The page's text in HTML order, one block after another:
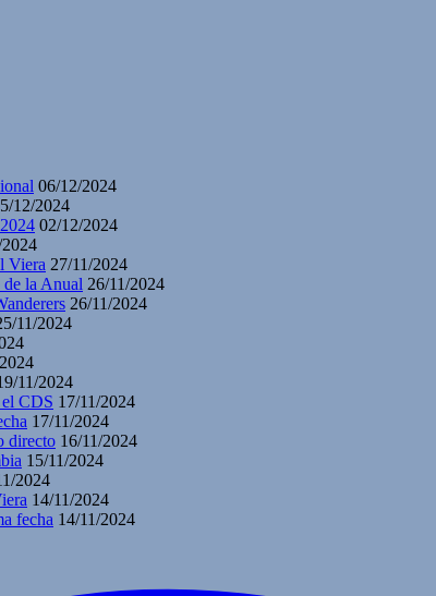
06/12/2024
12/2024
02/12/2024
Viera 27/11/2024
de la Anual 26/11/2024
26/11/2024
11/2024
11/2024
CDS 17/11/2024
17/11/2024
directo 16/11/2024
15/11/2024
2024
14/11/2024
fecha 14/11/2024